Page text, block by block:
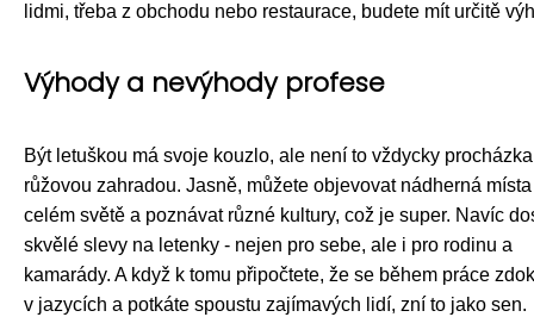
lidmi, třeba z obchodu nebo restaurace, budete mít určitě
Výhody a nevýhody profese
Být letuškou má svoje kouzlo, ale není to vždycky procházka
růžovou zahradou. Jasně, můžete objevovat nádherná
celém světě a poznávat různé kultury, což je super. Navíc
skvělé slevy na letenky - nejen pro sebe, ale i pro rodinu a
kamarády. A když k tomu připočtete, že se během práce
v jazycích a potkáte spoustu zajímavých lidí, zní to jako sen.